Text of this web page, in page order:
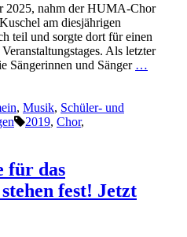
2025, nahm der HUMA-Chor
am diesjährigen
teil und sorgte dort für einen
Als letzter
Sängerinnen und Sänger …
, Musik, Schüler- und
2019, Chor,
für das
fest! Jetzt